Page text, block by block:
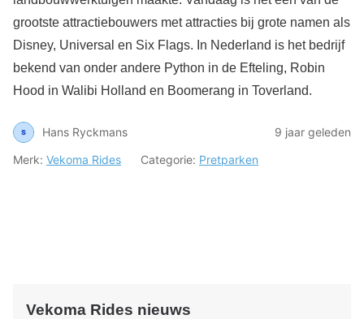
grootste attractiebouwers met attracties bij grote namen als
Disney, Universal en Six Flags. In Nederland is het bedrijf
bekend van onder andere Python in de Efteling, Robin
Hood in Walibi Holland en Boomerang in Toverland.
Hans Ryckmans
9 jaar geleden
Merk: Vekoma Rides Categorie: Pretparken
Vekoma Rides nieuws